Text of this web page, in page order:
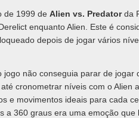
de 1999 de Alien vs. Predatorda
enquanto Alien. Este é
depois de jogar vários
jogo não conseguia parar de jogar
cronometrar níveis com o Alien
e movimentos ideais para cada
a 360 graus era uma emoção que